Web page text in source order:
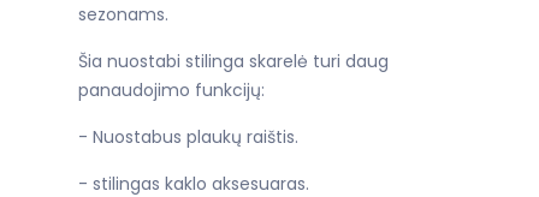
sezonams.
Šia nuostabi stilinga skarelė turi daug
panaudojimo funkcijų:
- Nuostabus plaukų raištis.
- stilingas kaklo aksesuaras.